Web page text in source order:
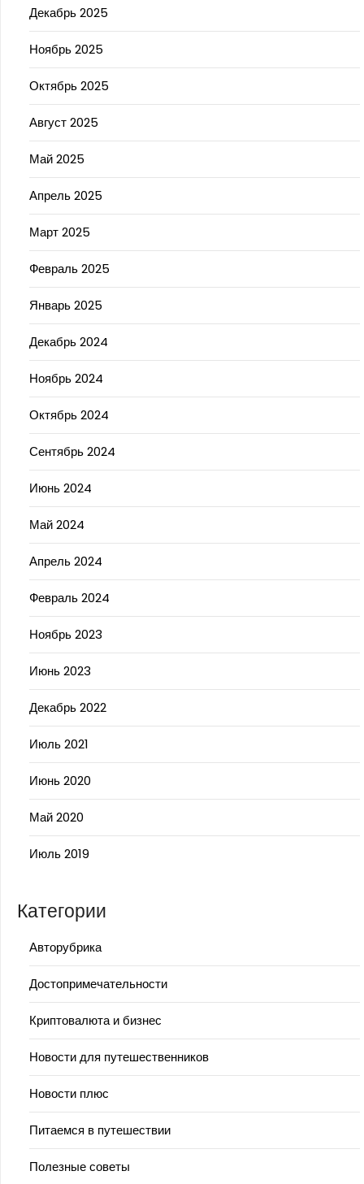
Декабрь 2025
Ноябрь 2025
Октябрь 2025
Август 2025
Май 2025
Апрель 2025
Март 2025
Февраль 2025
Январь 2025
Декабрь 2024
Ноябрь 2024
Октябрь 2024
Сентябрь 2024
Июнь 2024
Май 2024
Апрель 2024
Февраль 2024
Ноябрь 2023
Июнь 2023
Декабрь 2022
Июль 2021
Июнь 2020
Май 2020
Июль 2019
Категории
Авторубрика
Достопримечательности
Криптовалюта и бизнес
Новости для путешественников
Новости плюс
Питаемся в путешествии
Полезные советы